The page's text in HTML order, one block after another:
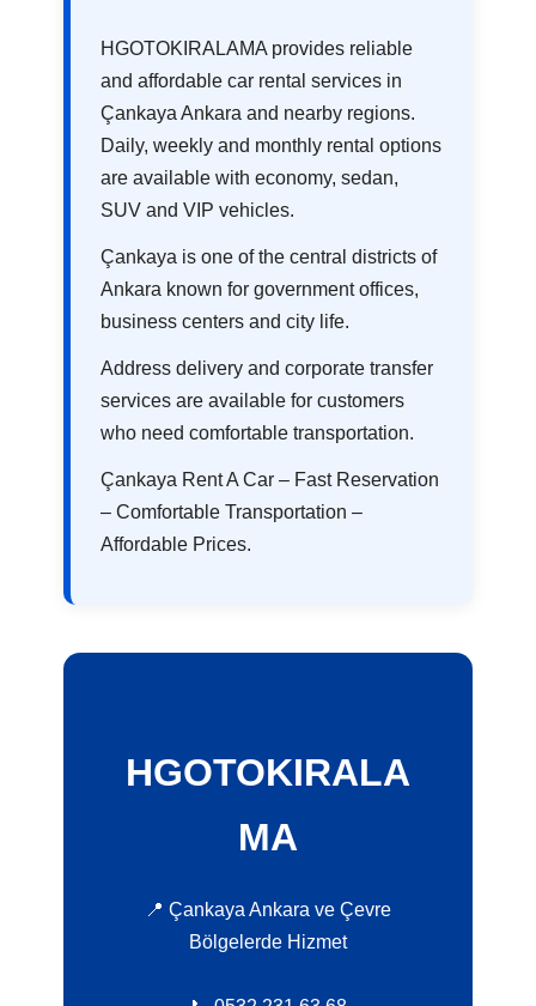
HGOTOKIRALAMA provides reliable
and affordable car rental services in
Çankaya Ankara and nearby regions.
Daily, weekly and monthly rental options
are available with economy, sedan,
SUV and VIP vehicles.
Çankaya is one of the central districts of
Ankara known for government offices,
business centers and city life.
Address delivery and corporate transfer
services are available for customers
who need comfortable transportation.
Çankaya Rent A Car – Fast Reservation
– Comfortable Transportation –
Affordable Prices.
HGOTOKIRALA
MA
📍 Çankaya Ankara ve Çevre
Bölgelerde Hizmet